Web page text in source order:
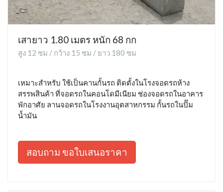
เสายาว 1.80 เมตร หนัก 68 กก
สูง 12 ซม / กว้าง 15 ซม / ยาว 180 ซม
เหมาะสำหรับ ใช้เป็นคานกั้นรถ ติดตั้งในโรงจอดรถห้าง
สรรพสินค้า ที่จอดรถในคอนโดมีเนียม ช่องจอดรถในอาคาร
พักอาศัย ลานจอดรถในโรงงานอุตสาหกรรม กั้นรถในปั๊ม
น้ำมัน
สอบถาม ขอใบเสนอราคา